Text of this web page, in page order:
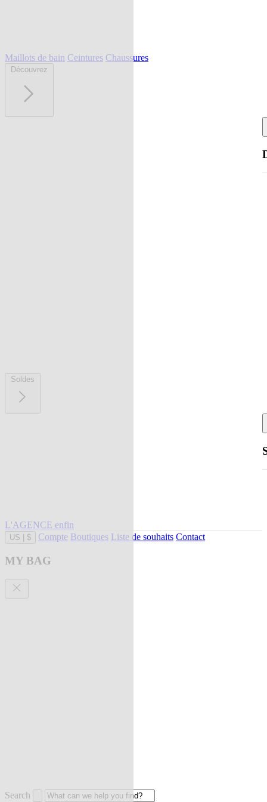
Maillots de bain Ceintures Chaussures
Découvrez
Soldes
L'AGENCE enfin
US $ Compte Boutiques Liste de souhaits Contact
MY BAG
Search